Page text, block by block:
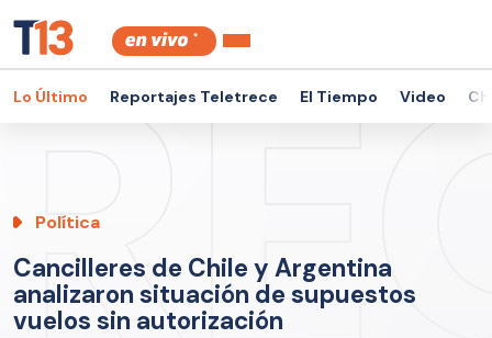
Lo Último Reportajes Teletrece El Tiempo Video
Política
Cancilleres de Chile y Argentina
analizaron situación de supuestos
vuelos sin autorización